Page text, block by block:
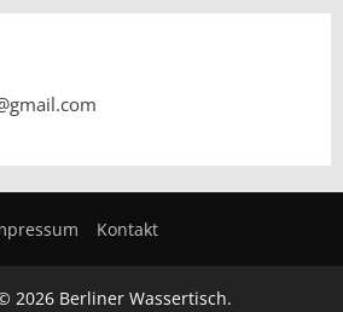
Kontakt
2026 Berliner Wassertisch.